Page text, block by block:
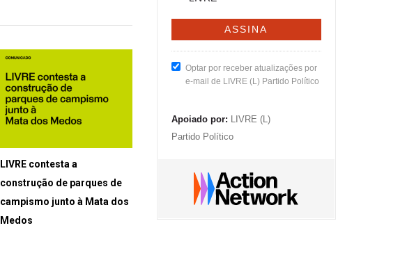
LIVRE contesta a
construção de parques de
campismo junto à Mata dos
Medos
Optar por receber atualizações por
e-mail de LIVRE (L) Partido Político
Apoiado por: LIVRE (L)
Partido Político